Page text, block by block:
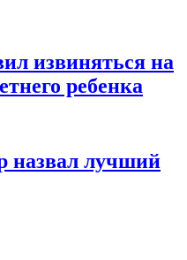
извиняться на
ребенка
назвал лучший